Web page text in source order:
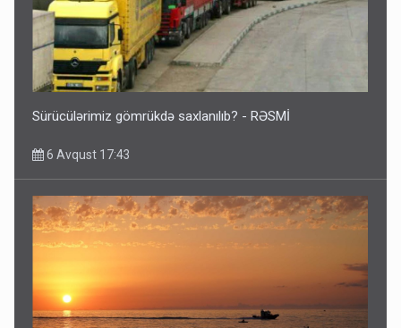
Sürücülərimiz gömrükdə saxlanılıb? - RƏSMİ
6 Avqust 17:43